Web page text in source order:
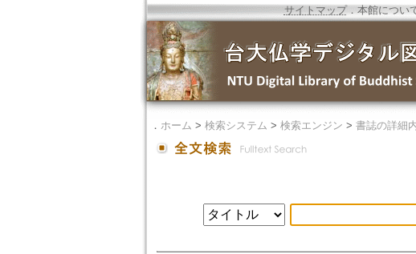
サイトマップ．本館につい
． ホーム > 検索システム > 検索エンジン > 書誌の詳細